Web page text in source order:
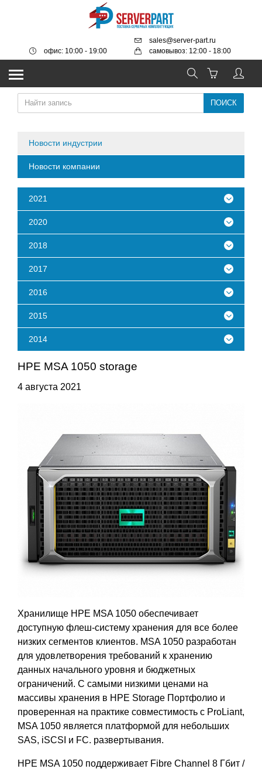
sales@server-part.ru
самовывоз: 12:00 - 18:00
офис: 10:00 - 19:00
Новости индустрии
Новости компании
2021
2020
2018
2017
2016
2015
2014
HPE MSA 1050 storage
4 августа 2021
Хранилище HPE MSA 1050 обеспечивает
доступную флеш-систему хранения для все более
низких сегментов клиентов. MSA 1050 разработан
для удовлетворения требований к хранению
данных начального уровня и бюджетных
ограничений. С самыми низкими ценами на
массивы хранения в HPE Storage Портфолио и
проверенная на практике совместимость с ProLiant,
MSA 1050 является платформой для небольших
SAS, iSCSI и FC. развертывания.
HPE MSA 1050 поддерживает Fibre Channel 8 Гбит /